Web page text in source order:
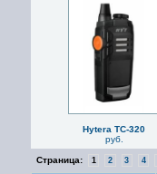
Hytera TC-320
руб.
Страница: 1 2 3 4